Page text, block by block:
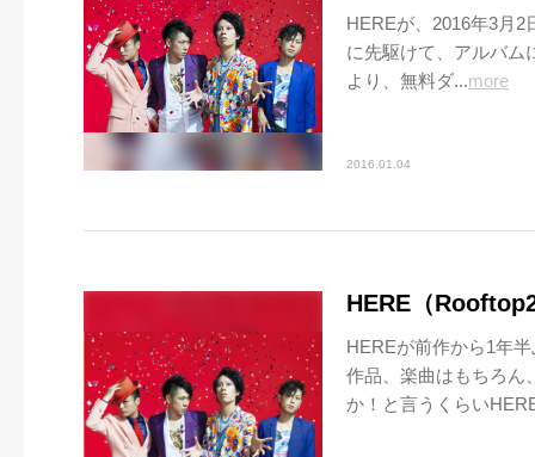
HEREが、2016年3月2
に先駆けて、アルバム
より、無料ダ...more
2016.01.04
HERE（
HEREが前作から1年
作品、楽曲はもちろん
か！と言うくらい